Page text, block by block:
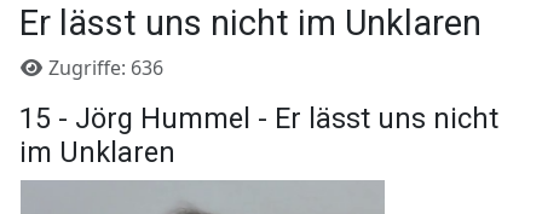
Er lässt uns nicht im Unklaren
Details
Zugriffe: 636
15 - Jörg Hummel - Er lässt uns nicht
im Unklaren